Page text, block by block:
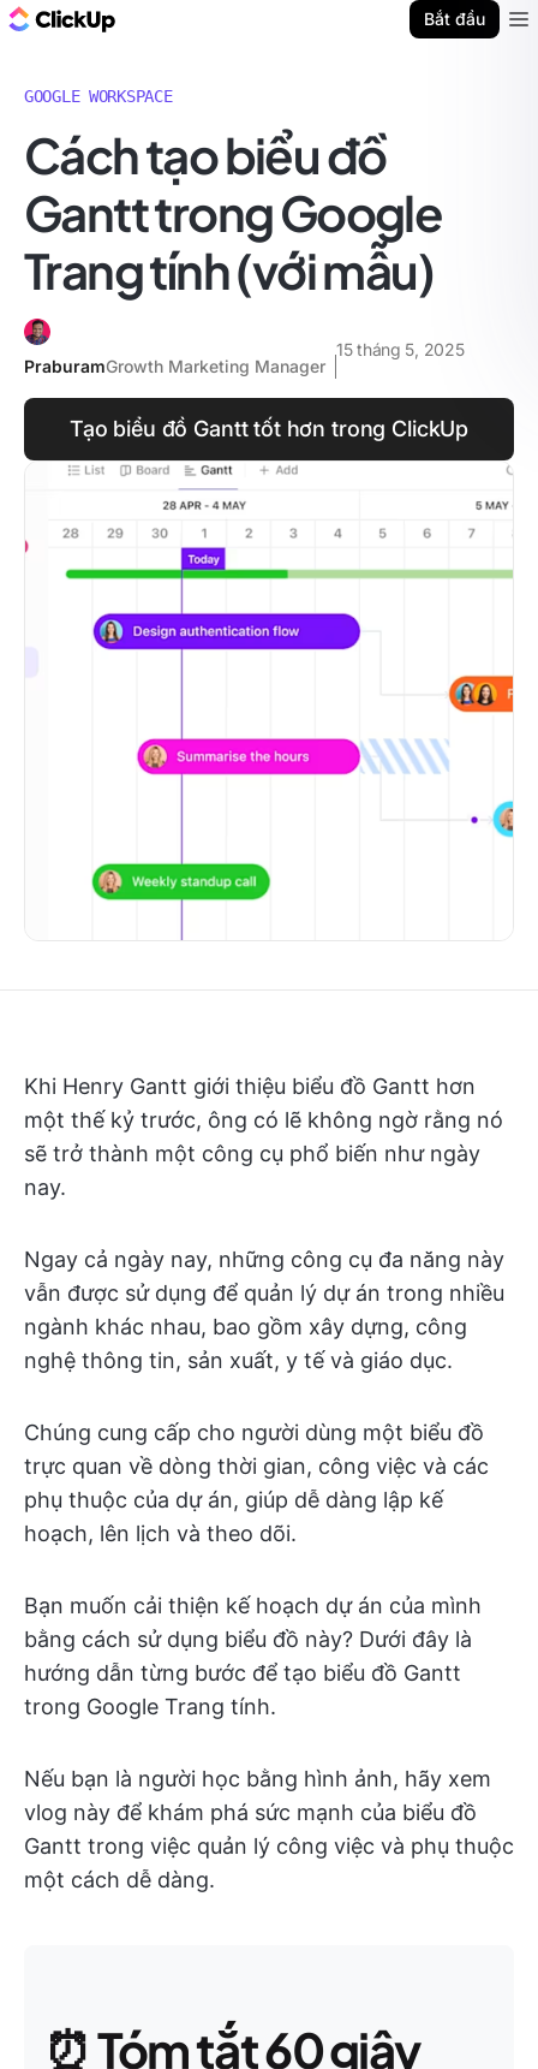
Bắt đầu
GOOGLE WORKSPACE
Cách tạo biểu đồ
Gantt trong Google
Trang tính (với mẫu)
PraburamGrowth Marketing Manager
15 tháng 5, 2025
Tạo biểu đồ Gantt tốt hơn trong ClickUp
Khi Henry Gantt giới thiệu biểu đồ Gantt hơn
một thế kỷ trước, ông có lẽ không ngờ rằng nó
sẽ trở thành một công cụ phổ biến như ngày
nay.
Ngay cả ngày nay, những công cụ đa năng này
vẫn được sử dụng để quản lý dự án trong nhiều
ngành khác nhau, bao gồm xây dựng, công
nghệ thông tin, sản xuất, y tế và giáo dục.
Chúng cung cấp cho người dùng một biểu đồ
trực quan về dòng thời gian, công việc và các
phụ thuộc của dự án, giúp dễ dàng lập kế
hoạch, lên lịch và theo dõi.
Bạn muốn cải thiện kế hoạch dự án của mình
bằng cách sử dụng biểu đồ này? Dưới đây là
hướng dẫn từng bước để tạo biểu đồ Gantt
trong Google Trang tính.
Nếu bạn là người học bằng hình ảnh, hãy xem
vlog này để khám phá sức mạnh của biểu đồ
Gantt trong việc quản lý công việc và phụ thuộc
một cách dễ dàng.
⏰Tóm tắt 60 giây